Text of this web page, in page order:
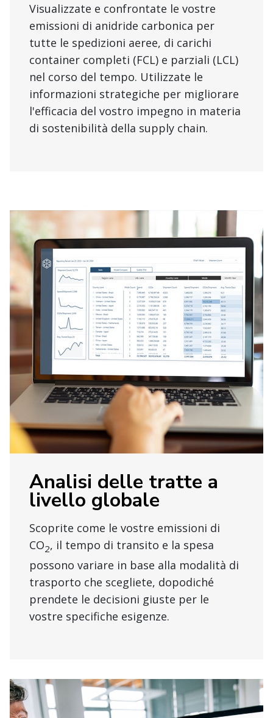
Visualizzate e confrontate le vostre
emissioni di anidride carbonica per
tutte le spedizioni aeree, di carichi
container completi (FCL) e parziali (LCL)
nel corso del tempo. Utilizzate le
informazioni strategiche per migliorare
l'efficacia del vostro impegno in materia
di sostenibilità della supply chain.
Analisi delle tratte a
livello globale
Scoprite come le vostre emissioni di
CO2, il tempo di transito e la spesa
possono variare in base alla modalità di
trasporto che scegliete, dopodiché
prendete le decisioni giuste per le
vostre specifiche esigenze.